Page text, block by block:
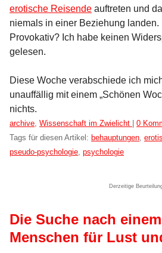
erotische Reisende auftreten und
niemals in einer Beziehung landen.
Provokativ? Ich habe keinen
gelesen.
Diese Woche verabschiede ich
unauffällig mit einem „Schönen
nichts.
Kategorien:
archive, Wissenschaft im Zwielicht
0
Tags für diesen Artikel: behauptungen,
pseudo-psychologie, psychologie
Derzeitige
Die Suche nach
Menschen für Lust